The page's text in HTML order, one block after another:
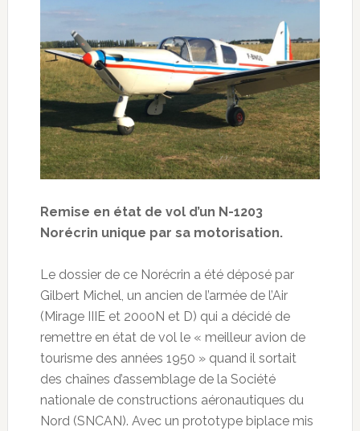
Remise en état de vol d’un N-1203
Norécrin unique par sa motorisation.
Le dossier de ce Norécrin a été déposé par
Gilbert Michel, un ancien de l’armée de l’Air
(Mirage IIIE et 2000N et D) qui a décidé de
remettre en état de vol le « meilleur avion de
tourisme des années 1950 » quand il sortait
des chaînes d’assemblage de la Société
nationale de constructions aéronautiques du
Nord (SNCAN). Avec un prototype biplace mis